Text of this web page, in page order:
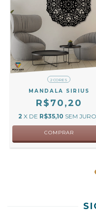
2 CORES
MANDALA SIRIUS
R$70,20
2 X DE R$35,10 SEM
COMPRAR